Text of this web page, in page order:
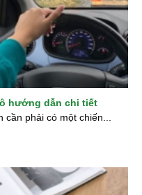
hướng dẫn chi tiết
cần phải có một chiến...